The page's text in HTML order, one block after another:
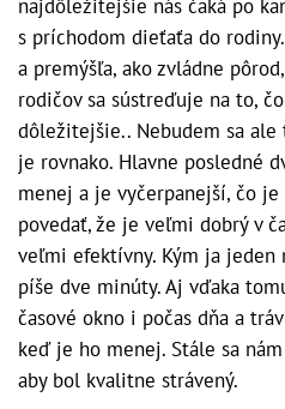
najdôležitejšie nás čaká po
s príchodom dieťaťa do
a premýšľa, ako zvládne
rodičov sa sústreďuje na to,
dôležitejšie.. Nebudem sa ale
je rovnako. Hlavne posledné
menej a je vyčerpanejší, čo
povedať, že je veľmi dobrý v
veľmi efektívny. Kým ja
píše dve minúty. Aj vďaka
časové okno i počas dňa a
keď je ho menej. Stále sa
aby bol kvalitne strávený.